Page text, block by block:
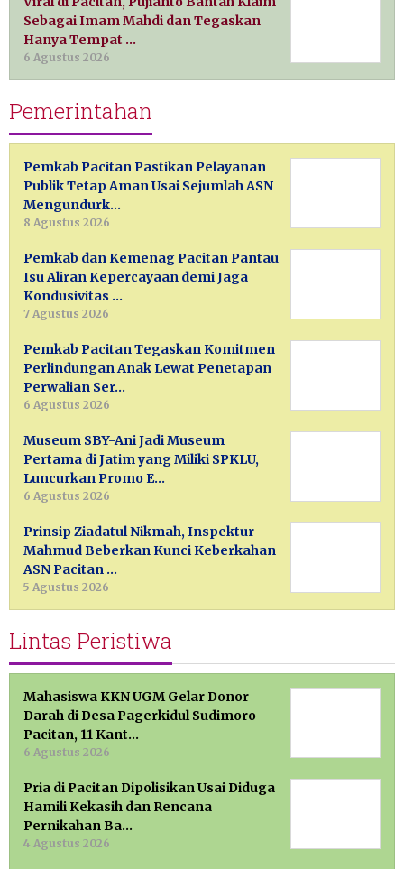
Sebagai Imam Mahdi dan Tegaskan
Hanya Tempat …
6 Agustus 2026
Pemerintahan
Pemkab Pacitan Pastikan Pelayanan
Publik Tetap Aman Usai Sejumlah ASN
Mengundurk…
8 Agustus 2026
Pemkab dan Kemenag Pacitan Pantau
Isu Aliran Kepercayaan demi Jaga
Kondusivitas …
7 Agustus 2026
Pemkab Pacitan Tegaskan Komitmen
Perlindungan Anak Lewat Penetapan
Perwalian Ser…
6 Agustus 2026
Museum SBY-Ani Jadi Museum
Pertama di Jatim yang Miliki SPKLU,
Luncurkan Promo E…
6 Agustus 2026
Prinsip Ziadatul Nikmah, Inspektur
Mahmud Beberkan Kunci Keberkahan
ASN Pacitan …
5 Agustus 2026
Lintas Peristiwa
Mahasiswa KKN UGM Gelar Donor
Darah di Desa Pagerkidul Sudimoro
Pacitan, 11 Kant…
6 Agustus 2026
Pria di Pacitan Dipolisikan Usai Diduga
Hamili Kekasih dan Rencana
Pernikahan Ba…
4 Agustus 2026